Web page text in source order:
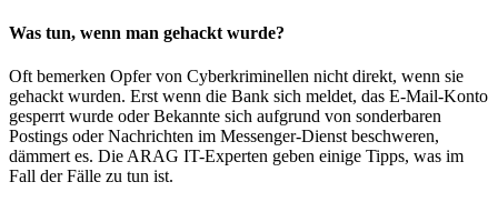
Was tun, wenn man gehackt wurde?
Oft bemerken Opfer von Cyberkriminellen nicht direkt, wenn sie
gehackt wurden. Erst wenn die Bank sich meldet, das E-Mail-Konto
gesperrt wurde oder Bekannte sich aufgrund von sonderbaren
Postings oder Nachrichten im Messenger-Dienst beschweren,
dämmert es. Die ARAG IT-Experten geben einige Tipps, was im
Fall der Fälle zu tun ist.